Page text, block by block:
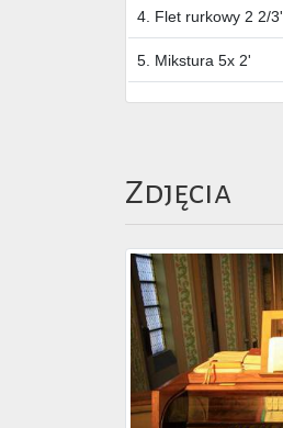
4. Flet rurkowy 2 2/3'
5. Mikstura 5x 2'
Zdjęcia